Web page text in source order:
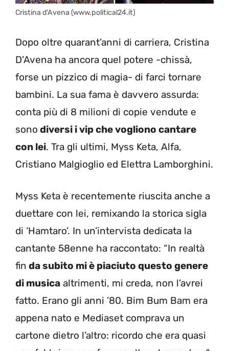
Cristina d’Avena (www.political24.it)
Dopo oltre quarant’anni di carriera, Cristina
D’Avena ha ancora quel potere -chissà,
forse un pizzico di magia- di farci tornare
bambini. La sua fama è davvero assurda:
conta più di 8 milioni di copie vendute e
sono diversi i vip che vogliono cantare
con lei. Tra gli ultimi, Myss Keta, Alfa,
Cristiano Malgioglio ed Elettra Lamborghini.
Myss Keta è recentemente riuscita anche a
duettare con lei, remixando la storica sigla
di ‘Hamtaro’. In un’intervista dedicata la
cantante 58enne ha raccontato: “In realtà
fin da subito mi è piaciuto questo genere
di musica altrimenti, mi creda, non l’avrei
fatto. Erano gli anni ’80. Bim Bum Bam era
appena nato e Mediaset comprava un
cartone dietro l’altro: ricordo che era quasi